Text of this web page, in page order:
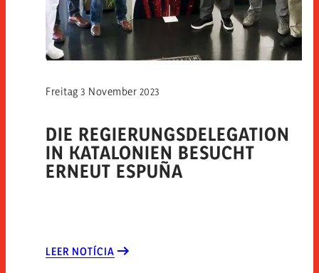
DIE REGIERUNGSDELEGATION
IN KATALONIEN BESUCHT
ERNEUT ESPUÑA
Freitag 3 November 2023
LEER NOTÍCIA